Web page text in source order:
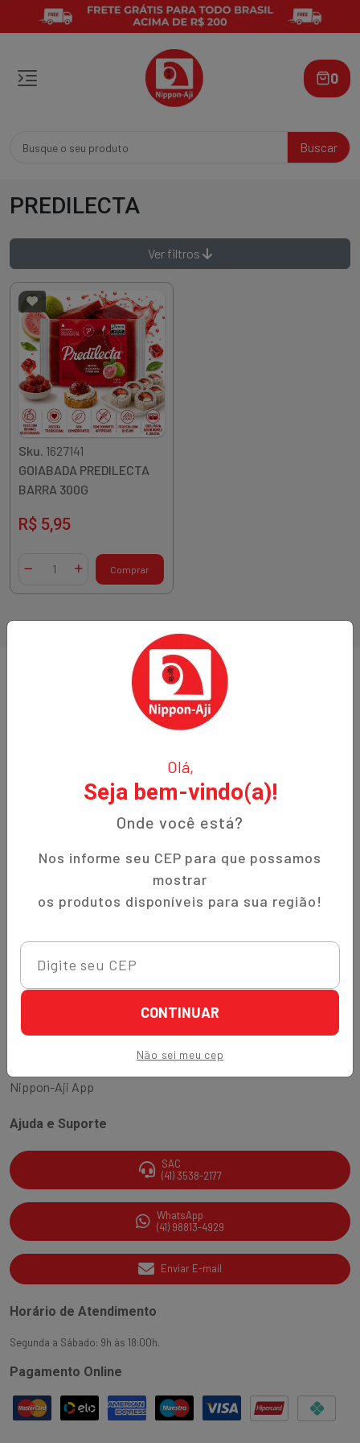
Olá,
Seja bem-vindo(a)!
Onde você está?
Nos informe seu CEP para que possamos
mostrar
os produtos disponíveis para sua região!
CONTINUAR
Não sei meu cep
Buscar
0
PREDILECTA
Ver filtros
Sku. 1627141
GOIABADA PREDILECTA
BARRA 300G
R$ 5,95
Diminuir QuantidadeAdicionar Quantidade
Comprar
experiência, é especializada em produtos orientais e naturais.
Fundada no bairro Bigorrilho em Curitiba, temos o
compromisso de oferecer aos nossos clientes qualidade,
preços justos e um atendimento excepcional. Descubra a
autenticidade e a tradição em cada produto!
Institucional
Política de Privacidade
Prazos de Entrega
Quem Somos
Nippon-Aji App
Ajuda e Suporte
SAC
(41) 3538-2177
WhatsApp
(41) 98813-4929
Enviar E-mail
Horário de Atendimento
Segunda a Sábado: 9h às 18:00h.
Pagamento Online